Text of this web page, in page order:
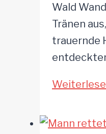
Wald
Tränen
trauernde